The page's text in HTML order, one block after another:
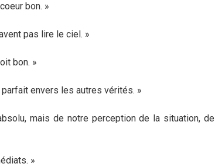
bon. »
pas lire le ciel. »
bon. »
envers les autres vérités. »
mais de notre perception de la situation, de
»